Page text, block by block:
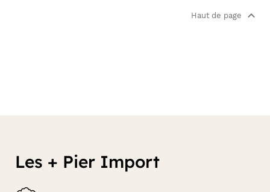
Haut de page
Les + Pier Import